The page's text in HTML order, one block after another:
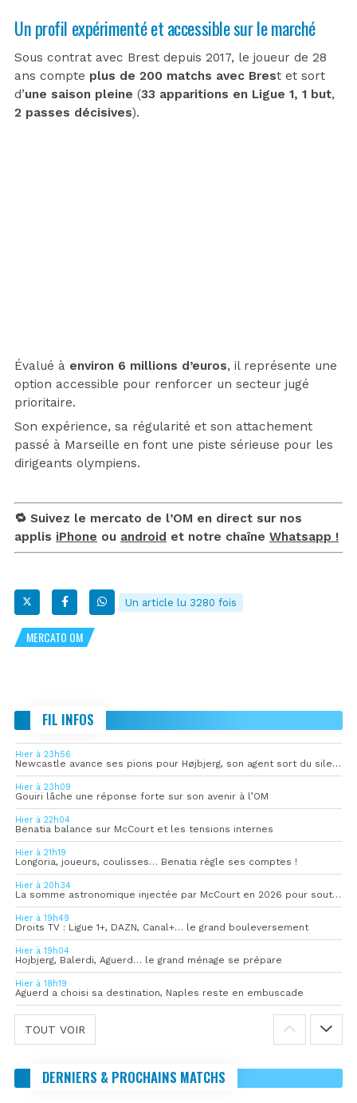
Un profil expérimenté et accessible sur le marché
Sous contrat avec Brest depuis 2017, le joueur de 28
ans compte plus de 200 matchs avec Brest et sort
d’une saison pleine (33 apparitions en Ligue 1, 1 but,
2 passes décisives).
Évalué à environ 6 millions d’euros, il représente une
option accessible pour renforcer un secteur jugé
prioritaire.
Son expérience, sa régularité et son attachement
passé à Marseille en font une piste sérieuse pour les
dirigeants olympiens.
🔁 Suivez le mercato de l’OM en direct sur nos
applis iPhone ou android et notre chaîne Whatsapp !
Un article lu 3280 fois
MERCATO OM
FIL INFOS
Hier à 23h56
Newcastle avance ses pions pour Højbjerg, son agent sort du silence
Hier à 23h09
Gouiri lâche une réponse forte sur son avenir à l’OM
Hier à 22h04
Benatia balance sur McCourt et les tensions internes
Hier à 21h19
Longoria, joueurs, coulisses… Benatia règle ses comptes !
Hier à 20h34
La somme astronomique injectée par McCourt en 2026 pour soutenir l’OM
Hier à 19h49
Droits TV : Ligue 1+, DAZN, Canal+… le grand bouleversement
Hier à 19h04
Hojbjerg, Balerdi, Aguerd… le grand ménage se prépare
Hier à 18h19
Aguerd a choisi sa destination, Naples reste en embuscade
TOUT VOIR
DERNIERS & PROCHAINS MATCHS